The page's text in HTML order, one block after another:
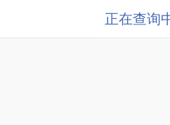
正在查询